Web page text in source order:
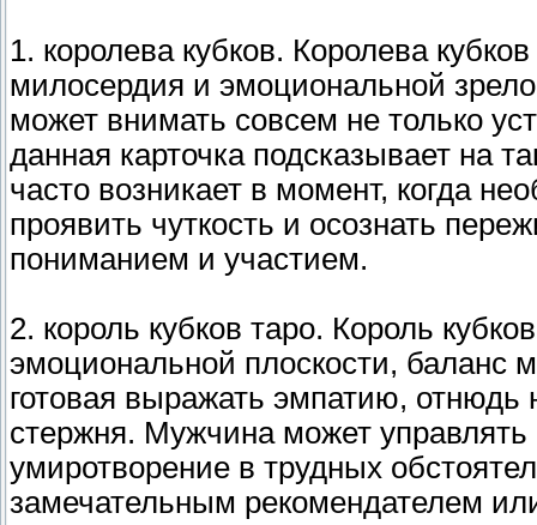
1. королева кубков. Королева
милосердия и эмоциональной
может внимать совсем не только
данная карточка подсказывает на
часто возникает в момент, когда
проявить чуткость и осознать
пониманием и участием.
2. король кубков таро. Король
эмоциональной плоскости, баланс
готовая выражать эмпатию, отнюдь
стержня. Мужчина может
умиротворение в трудных
замечательным рекомендателем